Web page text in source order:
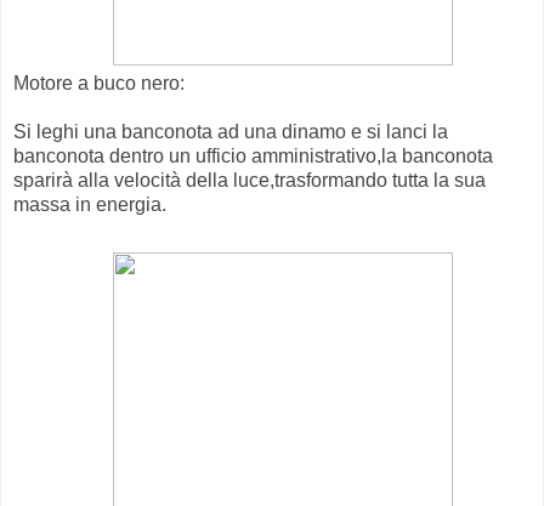
Motore a buco nero:
Si leghi una banconota ad una dinamo e si lanci la
banconota dentro un ufficio amministrativo,la banconota
sparirà alla velocità della luce,trasformando tutta la sua
massa in energia.